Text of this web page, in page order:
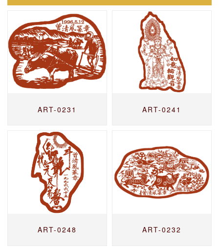
ART-0231 ART-0241
ART-0248 ART-0232